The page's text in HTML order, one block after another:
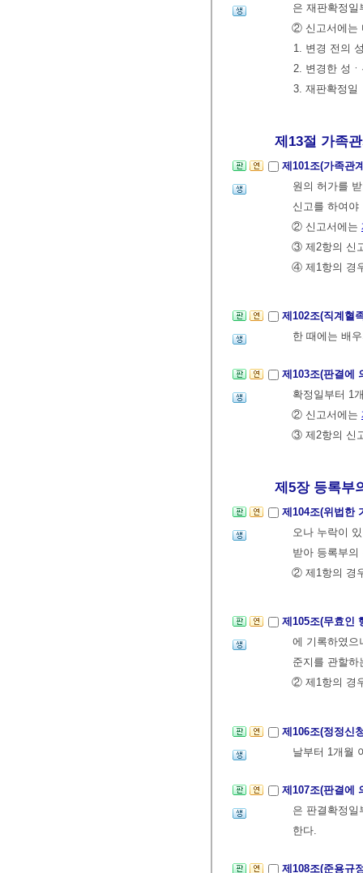
은 재판확정
② 신고서에는
1. 변경 전의
2. 변경한 성
3. 재판확정일
제13절 가족관
제101조(가족관
원의 허가를
신고를 하여야
② 신고서에는
③ 제2항의 신
④ 제1항의 경
제102조(직계혈
한 때에는 배
제103조(판결에
확정일부터 1
② 신고서에는
③ 제2항의 신
제5장 등록부
제104조(위법한
오나 누락이
받아 등록부
② 제1항의 경
제105조(무효인
에 기록하였으
준지를 관할
② 제1항의 경
제106조(정정신
날부터 1개월
제107조(판결에
은 판결확정
한다.
제108조(준용규